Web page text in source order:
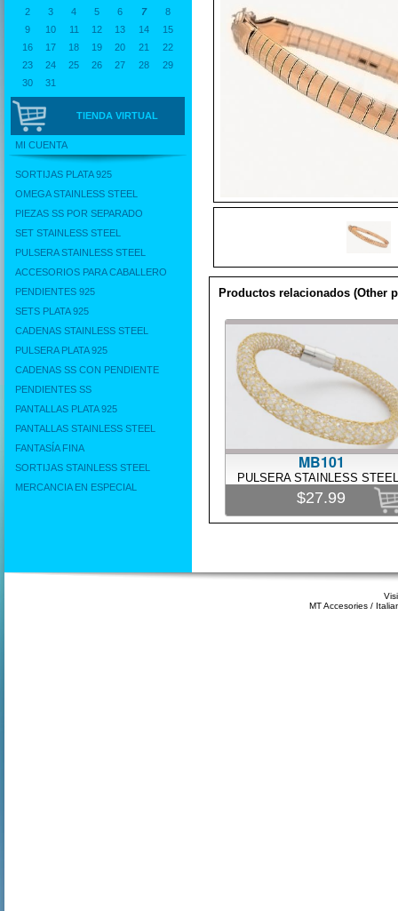
2
3 4 5 6 7
8
9
10 11 12 13 14
15
16
17 18 19 20 21
22
23
24 25 26 27 28
29
30
31
TIENDA VIRTUAL
MI CUENTA
SORTIJAS PLATA 925
OMEGA STAINLESS STEEL
PIEZAS SS POR SEPARADO
SET STAINLESS STEEL
PULSERA STAINLESS STEEL
ACCESORIOS PARA CABALLERO
PENDIENTES 925
SETS PLATA 925
CADENAS STAINLESS STEEL
PULSERA PLATA 925
CADENAS SS CON PENDIENTE
PENDIENTES SS
PANTALLAS PLATA 925
PANTALLAS STAINLESS STEEL
FANTASÍA FINA
SORTIJAS STAINLESS STEEL
MERCANCIA EN ESPECIAL
Productos relacionados (Other
MB101
PULSERA STAINLESS STEEL
$27.99
MT Accesories /